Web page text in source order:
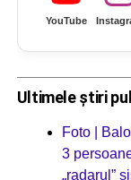
YouTube
Ultimele știri
Foto |
3
„radarul”